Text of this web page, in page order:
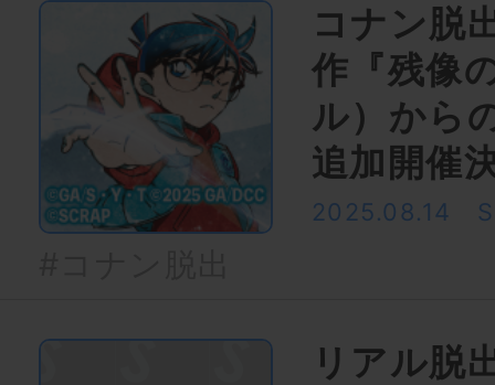
コナン脱
作『残像
ル）から
追加開催
2025.08.14
リアル脱